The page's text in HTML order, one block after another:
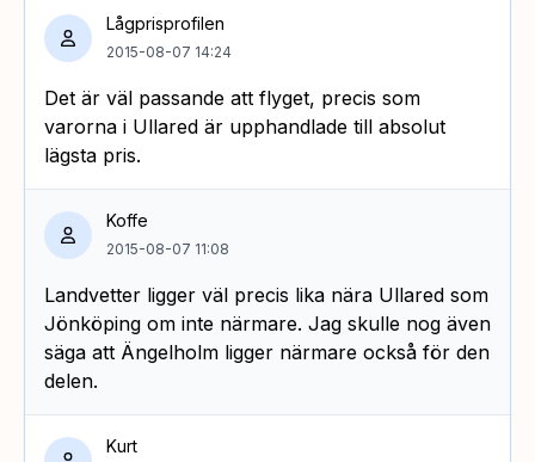
Lågprisprofilen
2015-08-07 14:24
Det är väl passande att flyget, precis som
varorna i Ullared är upphandlade till absolut
lägsta pris.
Koffe
2015-08-07 11:08
Landvetter ligger väl precis lika nära Ullared som
Jönköping om inte närmare. Jag skulle nog även
säga att Ängelholm ligger närmare också för den
delen.
Kurt